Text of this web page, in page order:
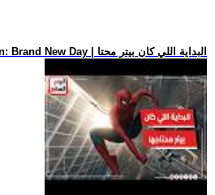
.. فيلم Spider-Man: Brand New Day | البداية اللي كان بيتر محتا